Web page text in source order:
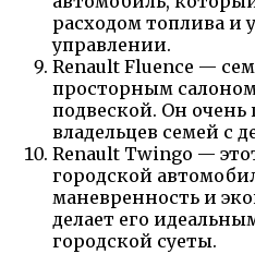
расходом топлива и
управлении.
Renault Fluence —
просторным
подвеской. Он очень
владельцев семей с
Renault Twingo —
городской
маневренность и
делает его
городской суеты.